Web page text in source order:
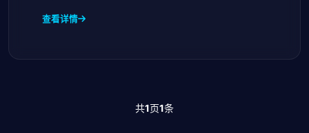
查看详情
共1页1条